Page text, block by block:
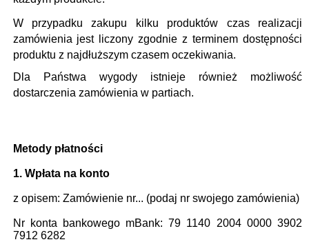
W przypadku zakupu kilku produktów czas realizacji
zamówienia jest liczony zgodnie z terminem dostępności
produktu z najdłuższym czasem oczekiwania.
Dla Państwa wygody istnieje również możliwość
dostarczenia zamówienia w partiach.
Metody płatności
1. Wpłata na konto
z opisem: Zamówienie nr... (podaj nr swojego zamówienia)
Nr konta bankowego mBank: 79 1140 2004 0000 3902
7912 6282